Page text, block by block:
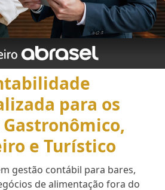
para os
e Turístico
gestão contábil para bares,
de alimentação fora do